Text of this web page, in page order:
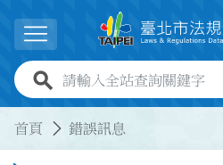
展開選單
全站查詢關鍵字欄位
首頁 錯誤訊息